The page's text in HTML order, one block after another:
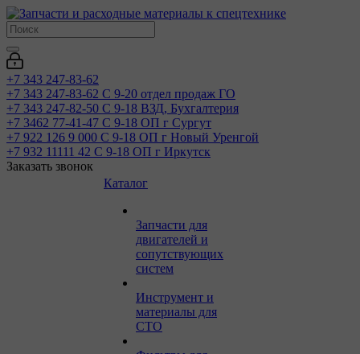
+7 343 247-83-62
+7 343 247-83-62 С 9-20 отдел продаж ГО
+7 343 247-82-50 С 9-18 ВЗД, Бухгалтерия
+7 3462 77-41-47 С 9-18 ОП г Сургут
+7 922 126 9 000 С 9-18 ОП г Новый Уренгой
+7 932 11111 42 С 9-18 ОП г Иркутск
Заказать звонок
Каталог
Запчасти для
двигателей и
сопутствующих
систем
Инструмент и
материалы для
СТО